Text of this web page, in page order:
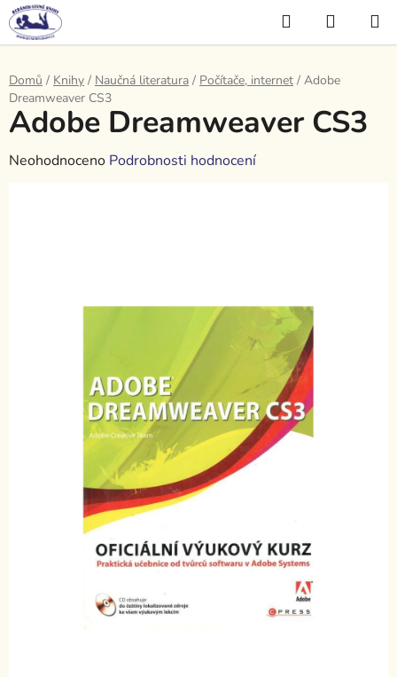
Přejít
na
obsah
Hledat
KOŠÍK
Domů / Knihy / Naučná literatura / Počítače, internet / Adobe
Dreamweaver CS3
Adobe Dreamweaver CS3
Průměrné
Neohodnoceno Podrobnosti hodnocení